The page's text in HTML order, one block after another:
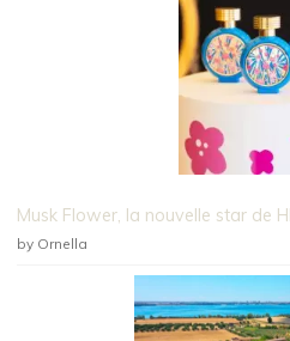
Musk Flower, la nouvelle star de
by Ornella